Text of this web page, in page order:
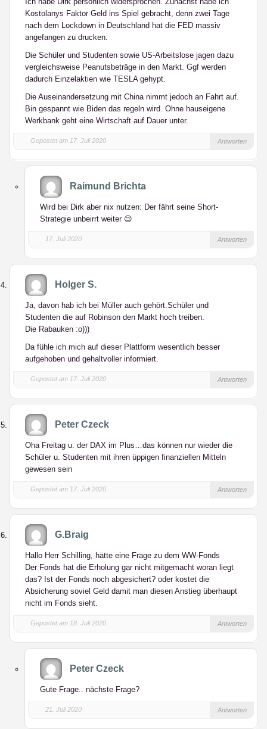
Kostolanys Faktor Geld ins Spiel gebracht, denn zwei Tage
nach dem Lockdown in Deutschland hat die FED massiv
angefangen zu drucken.
Die Schüler und Studenten sowie US-Arbeitslose jagen dazu
vergleichsweise Peanutsbeträge in den Markt. Ggf werden
dadurch Einzelaktien wie TESLA gehypt.
Die Auseinandersetzung mit China nimmt jedoch an Fahrt auf.
Bin gespannt wie Biden das regeln wird. Ohne hauseigene
Werkbank geht eine Wirtschaft auf Dauer unter.
Gepostet am 17. Juli 2020 Antworten
Raimund Brichta
Wird bei Dirk aber nix nutzen: Der fährt seine Short-
Strategie unbeirrt weiter 😉
17. Juli 2020 Antworten
Holger S.
Ja, davon hab ich bei Müller auch gehört.Schüler und
Studenten die auf Robinson den Markt hoch treiben.
Die Rabauken :o)))
Da fühle ich mich auf dieser Plattform wesentlich besser
aufgehoben und gehaltvoller informiert.
Gepostet am 17. Juli 2020 Antworten
Peter Czeck
Oha Freitag u. der DAX im Plus…das können nur wieder die
Schüler u. Studenten mit ihren üppigen finanziellen Mitteln
gewesen sein
Gepostet am 17. Juli 2020 Antworten
G.Braig
Hallo Herr Schilling, hätte eine Frage zu dem WW-Fonds
Der Fonds hat die Erholung gar nicht mitgemacht woran liegt
das? Ist der Fonds noch abgesichert? oder kostet die
Absicherung soviel Geld damit man diesen Anstieg überhaupt
nicht im Fonds sieht.
Gepostet am 18. Juli 2020 Antworten
Peter Czeck
Gute Frage.. nächste Frage?
21. Juli 2020 Antworten